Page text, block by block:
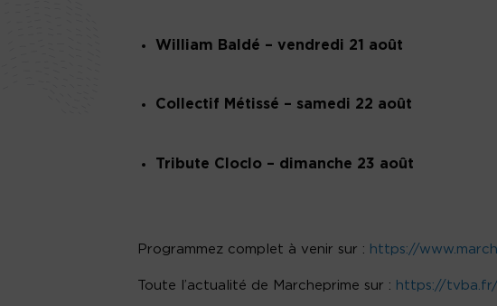
William Baldé – vendredi 21 août
Collectif Métissé – samedi 22 août
Tribute Cloclo – dimanche 23 août
Programmez complet à venir sur : https://
Toute l’actualité de Marcheprime sur : https://